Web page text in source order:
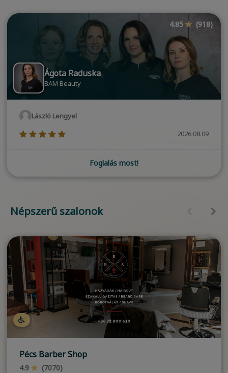
4.85 (918)
Ágota Raduska
BAM Beauty
László Lengyel
(*)(*)(*)(*)(*) 2026.08.09
Foglalás most!
Népszerű szalonok
Pécs Barber Shop
4.9
(7070)